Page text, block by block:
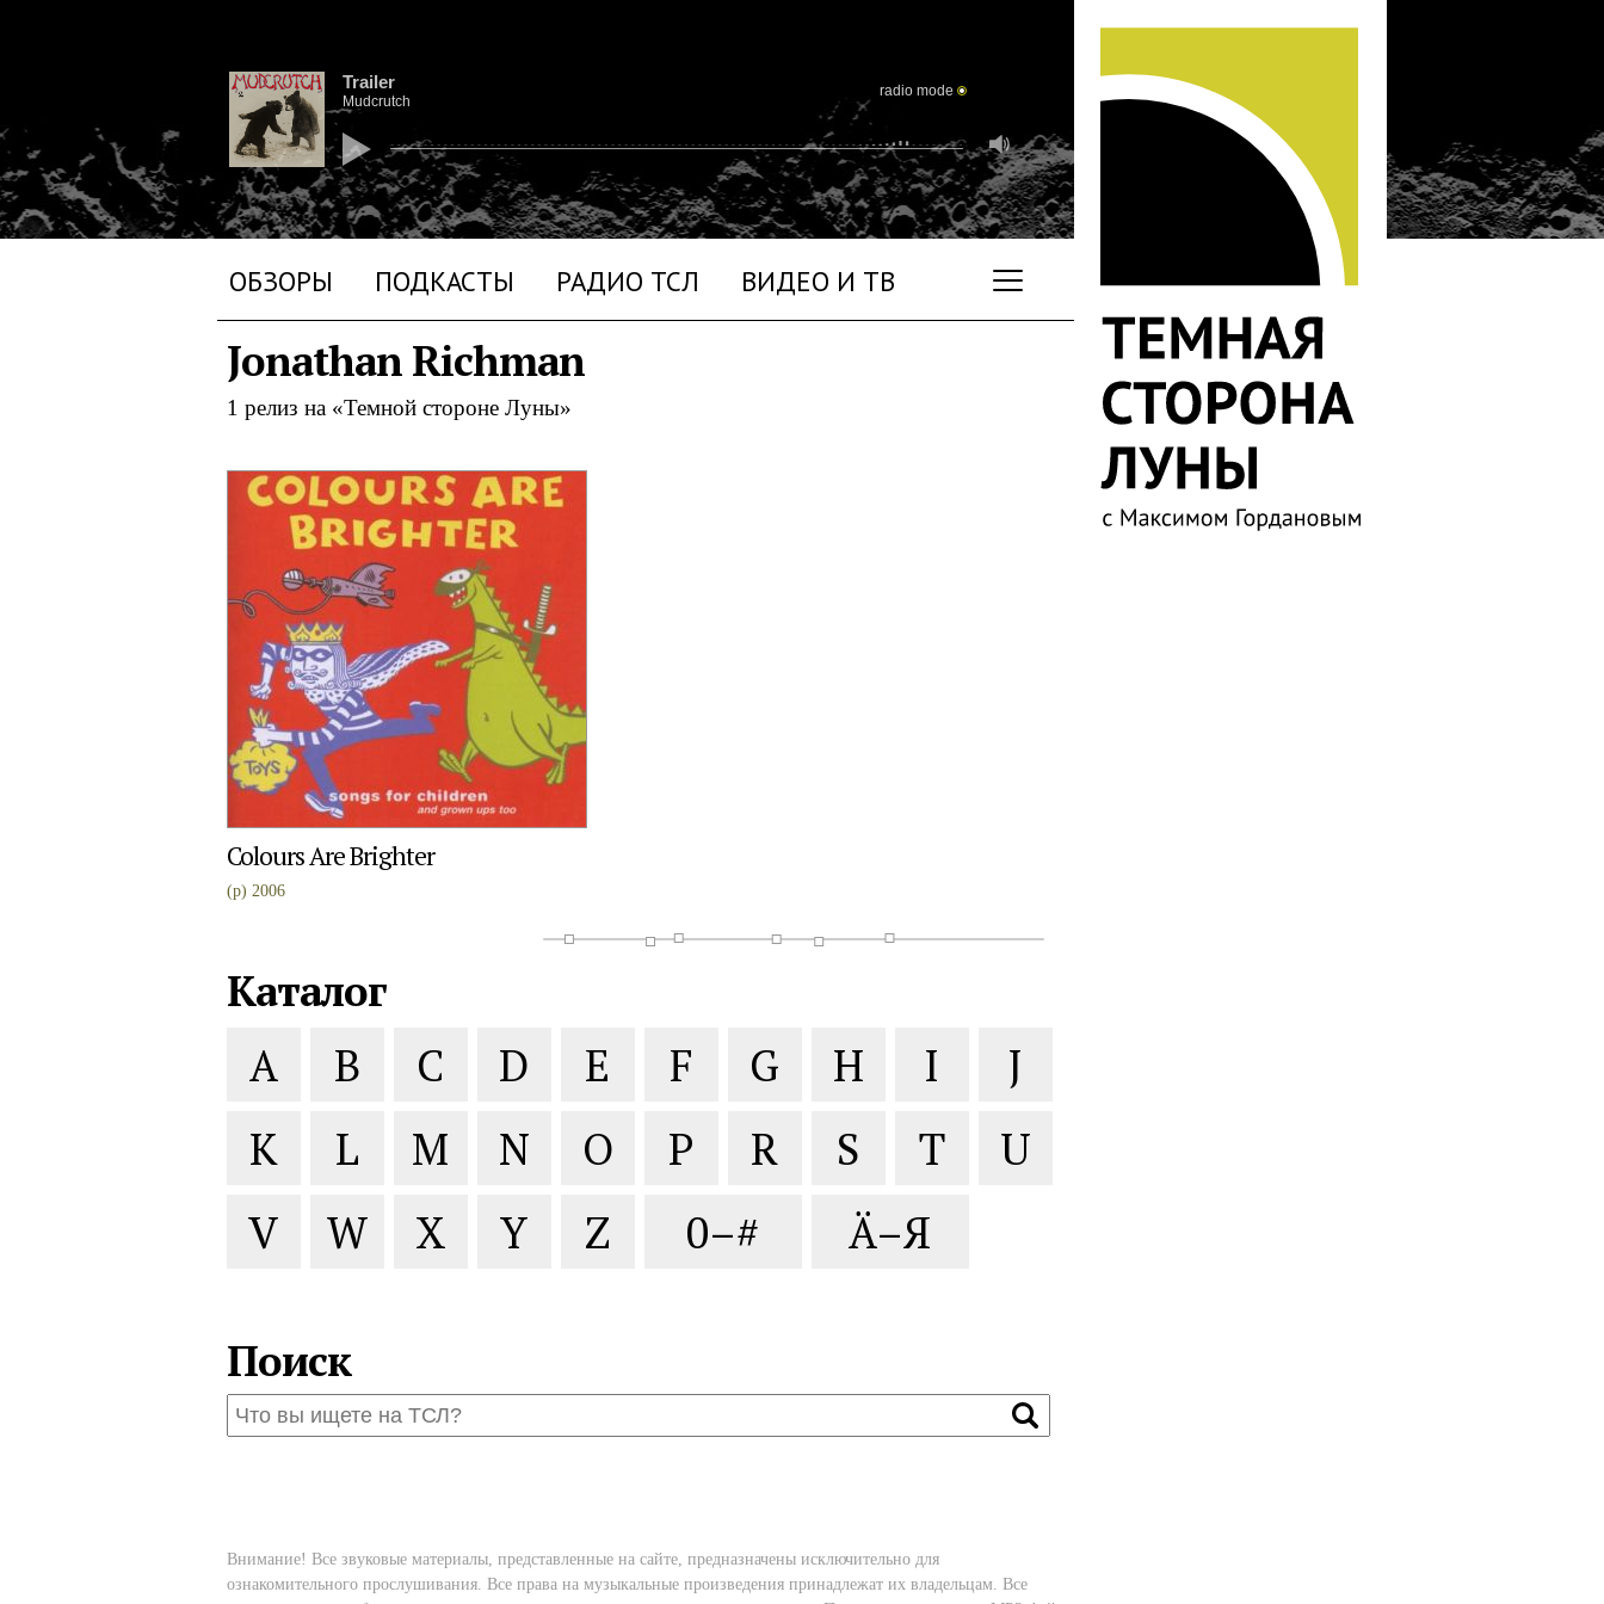
ОБЗОРЫ ПОДКАСТЫ РАДИО ТСЛ ВИДЕО И ТВ
Trailer
Mudcrutch
radio mode
Jonathan Richman
1 релиз на «Темной стороне Луны»
Colours Are Brighter
(p) 2006
Каталог
A B C D E F G H I
J
K
L M N O P R S T
U
V
W X Y Z 0–# Ä–Я
Поиск
Внимание! Все звуковые материалы, представленные на сайте, предназначены исключительно для
ознакомительного прослушивания. Все права на музыкальные произведения принадлежат их владельцам. Все